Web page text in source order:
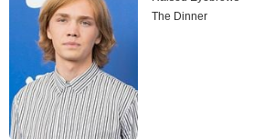
The Dinner